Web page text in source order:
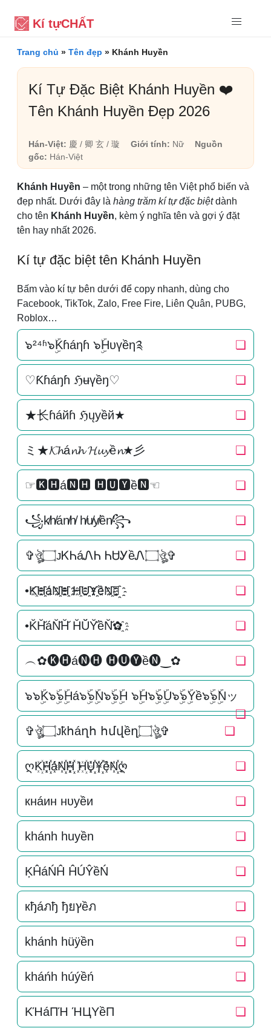
Kí tựCHẤT
Trang chủ » Tên đẹp » Khánh Huyền
Kí Tự Đặc Biệt Khánh Huyền ❤️
Tên Khánh Huyền Đẹp 2026
Hán-Việt: 慶 / 卿 玄 / 璇 Giới tính: Nữ
Nguồn
gốc: Hán-Việt
Khánh Huyền – một trong những tên Việt phổ biến và
đẹp nhất. Dưới đây là hàng trăm kí tự đặc biệtdành
cho tên Khánh Huyền, kèm ý nghĩa tên và gợi ý đặt
tên hay nhất 2026.
Kí tự đặc biệt tên Khánh Huyền
Bấm vào kí tự bên dưới để copy nhanh, dùng cho
Facebook, TikTok, Zalo, Free Fire, Liên Quân, PUBG,
Roblox…
๖²⁴ʱ๖ۣۜKɦáηɦ ๖ۣۜHυүềη༉ ❏
♡Ƙɦáŋɦ ℌʉүềŋ♡ ❏
★长ɦáйɦ ℌųуềй★ ❏
ミ★𝓚𝓱á𝓷𝓱 𝓗𝓾𝔂ề𝓷★彡 ❏
☞🅺🅷á🅽🅷 🅷🆄🆈ề🅽☜ ❏
꧁k̸h̸án̸h̸ h̸u̸y̸ền̸꧂ ❏
✞ঔৣ۝ᴊᏦᏂáᏁᏂ ᏂᏌᎩềᏁ۝ঔৣ✞ ❏
•K҈H҈҈áN҈҈H҈҈ H҈U҈҈Y҈҈ềN҈҈✿҈ ❏
•K̆H̆̆áN̆̆H̆̆ H̆Ŭ̆Y̆̆ềN̆̆✿҈ ❏
︵✿🅚🅗á🅝🅗 🅗🅤🅨ề🅝‿✿ ❏
๖๖ۣۜK๖ۣۜ๖ۣۜHá๖ۣۜ๖ۣۜN๖ۣۜ๖ۣۜH ๖ۣۜH๖ۣۜ๖ۣۜU๖ۣۜ๖ۣۜYề๖ۣۜ๖ۣۜNッ
❏
✞ঔৣ۝ᴊҟհáղհ հմվềղ۝ঔৣ✞
❏
ღK꙰H꙰꙰áN꙰꙰H꙰꙰ H꙰U꙰꙰Y꙰꙰ềN꙰꙰ღ ❏
кнáин нυуềи ❏
khánh huyền ❏
ĶĤáŃĤ ĤÚŶềŃ ❏
кђáภђ ђยץềภ ❏
khánh hüÿền ❏
kháńh húýềń ❏
KΉáПΉ ΉЦYềП ❏